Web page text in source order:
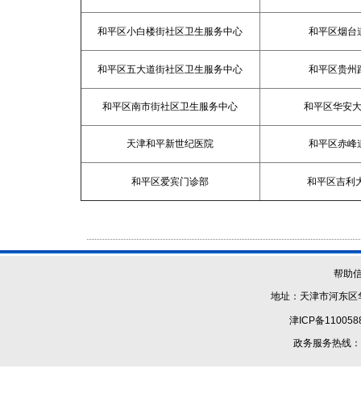
和平区小白楼街社区卫生服务中心 和平区烟台
和平区五大道街社区卫生服务中心 和平区贵州
和平区南市街社区卫生服务中心 和平区华安
天津和平新世纪医院 和平区赤峰
和平区爱宾门诊部 和平区吉利
帮助
地址：天津市河
津ICP备
政务服务热线